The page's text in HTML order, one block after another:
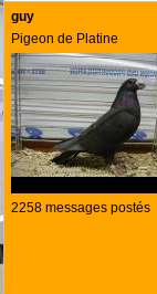
guy
Pigeon de Platine
2258 messages postés